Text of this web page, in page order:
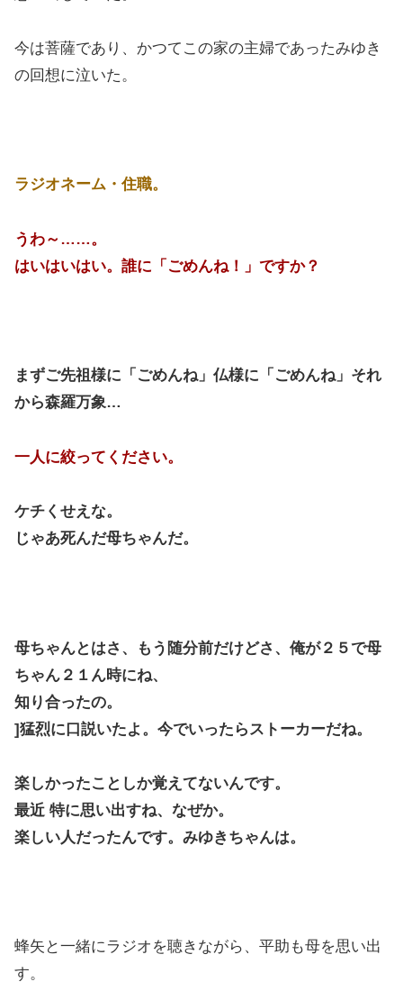
今は菩薩であり、かつてこの家の主婦であったみゆき
の回想に泣いた。
ラジオネーム・住職。
うわ～……。
はいはいはい。誰に「ごめんね！」ですか？
まずご先祖様に「ごめんね」仏様に「ごめんね」それ
から森羅万象…
一人に絞ってください。
ケチくせえな。
じゃあ死んだ母ちゃんだ。
母ちゃんとはさ、もう随分前だけどさ、俺が２５で母
ちゃん２１ん時にね、
知り合ったの。
]猛烈に口説いたよ。今でいったらストーカーだね。
楽しかったことしか覚えてないんです。
最近 特に思い出すね、なぜか。
楽しい人だったんです。みゆきちゃんは。
蜂矢と一緒にラジオを聴きながら、平助も母を思い出
す。